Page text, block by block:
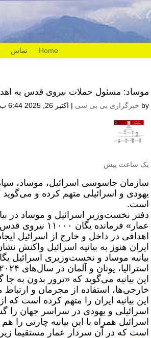
Home تماس
موساد: مسئول حملات نیروی قدس به
by خبرگزاری بی بی سی | اکتبر 26, 2025 6:44 ب.ظ
یک ساعت پیش
سازمان جاسوسی اسرائیل، موساد،
یهودی و اسرائیلی متهم کرده و
است.
عمار»
اهدافی در داخل و خارج از اسرائیل
ایران هنوز به بیانیه اسرائیل واکنش
بیانیه موساد و نخست‌وزیری اسرائیل
استرالیا، یونان و آلمان در سال‌های ۲۰۲۴ تا ۲۰۲۵» معرفی می‌کند.
این بیانیه می‌گوید که «ترور بدون به
خارجی‌ها، استفاده از مجرمان و
اسرائیلی و یهودی در سراسر جهان
اسرائیل همراه با این بیانیه چارتی
است که در آن سردار عمار مستقیما